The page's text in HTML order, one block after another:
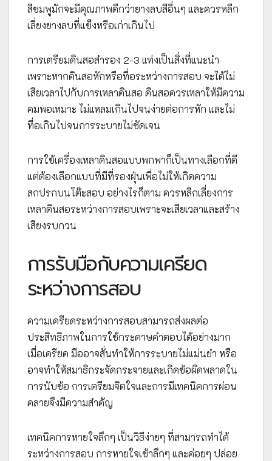
สีชมพูมักจะมีคุณภาพดีกว่ายางลบสีอื่นๆ และควรหลีก
เลี่ยงยางลบที่แข็งหรือเก่าเกินไป
การเตรียมดินสอสำรอง 2-3 แท่งเป็นสิ่งที่แนะนำ
เพราะหากดินสอหักหรือทื่อระหว่างการสอบ จะได้ไม่
เสียเวลาไปกับการเหลาดินสอ ดินสอควรเหลาให้มีความ
คมพอเหมาะ ไม่แหลมเกินไปจนง่ายต่อการหัก และไม่
ทื่อเกินไปจนการระบายไม่ชัดเจน
การใช้เครื่องเหลาดินสอแบบพกพาก็เป็นทางเลือกที่ดี
แต่ต้องเลือกแบบที่มีที่รองฝุ่นเพื่อไม่ให้เกิดความ
สกปรกบนโต๊ะสอบ อย่างไรก็ตาม ควรหลีกเลี่ยงการ
เหลาดินสอระหว่างการสอบเพราะจะเสียเวลาและสร้าง
เสียงรบกวน
การรับมือกับความเครียด
ระหว่างการสอบ
ความเครียดระหว่างการสอบสามารถส่งผลต่อ
ประสิทธิภาพในการใช้กระดาษคำตอบได้อย่างมาก
เมื่อเครียด มืออาจสั่นทำให้การระบายไม่แม่นยำ หรือ
อาจทำให้สมาธิกระจัดกระจายและเกิดข้อผิดพลาดใน
การนับข้อ การเตรียมจิตใจและการมีเทคนิคการผ่อน
คลายจึงมีความสำคัญ
เทคนิคการหายใจลึกๆ เป็นวิธีง่ายๆ ที่สามารถทำได้
ระหว่างการสอบ การหายใจเข้าลึกๆ และค่อยๆ ปล่อย